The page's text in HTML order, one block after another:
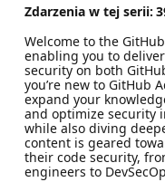
Zdarzenia w tej serii:
Welcome to the
enabling you to
security on both
you’re new to GitHub
expand your
and optimize security
while also diving
content is geared
their code security,
engineers to